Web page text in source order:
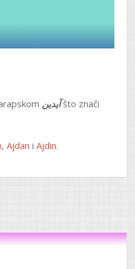
آیدینšto znači
, Ajdan i Ajdin.